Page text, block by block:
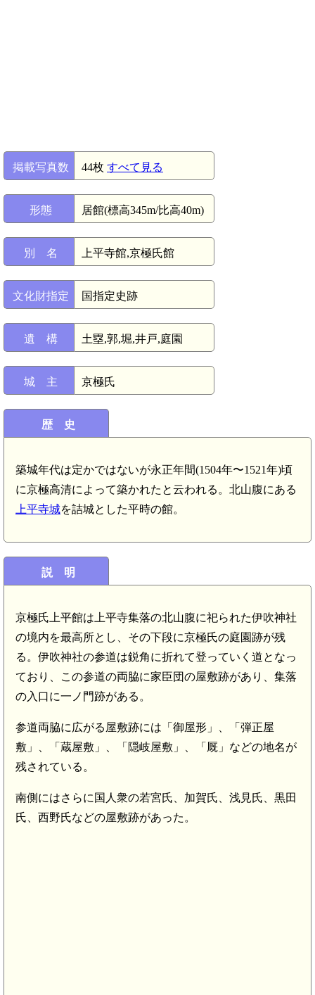
掲載写真数 44枚 すべて見る
形態 居館(標高345m/比高40m)
別 名 上平寺館,京極氏館
文化財指定 国指定史跡
遺 構 土塁,郭,堀,井戸,庭園
城 主 京極氏
歴 史
築城年代は定かではないが永正年間(1504年〜1521年)頃
に京極高清によって築かれたと云われる。北山腹にある
上平寺城を詰城とした平時の館。
説 明
京極氏上平館は上平寺集落の北山腹に祀られた伊吹神社
の境内を最高所とし、その下段に京極氏の庭園跡が残
る。伊吹神社の参道は鋭角に折れて登っていく道となっ
ており、この参道の両脇に家臣団の屋敷跡があり、集落
の入口に一ノ門跡がある。
参道両脇に広がる屋敷跡には「御屋形」、「弾正屋
敷」、「蔵屋敷」、「隠岐屋敷」、「厩」などの地名が
残されている。
南側にはさらに国人衆の若宮氏、加賀氏、浅見氏、黒田
氏、西野氏などの屋敷跡があった。